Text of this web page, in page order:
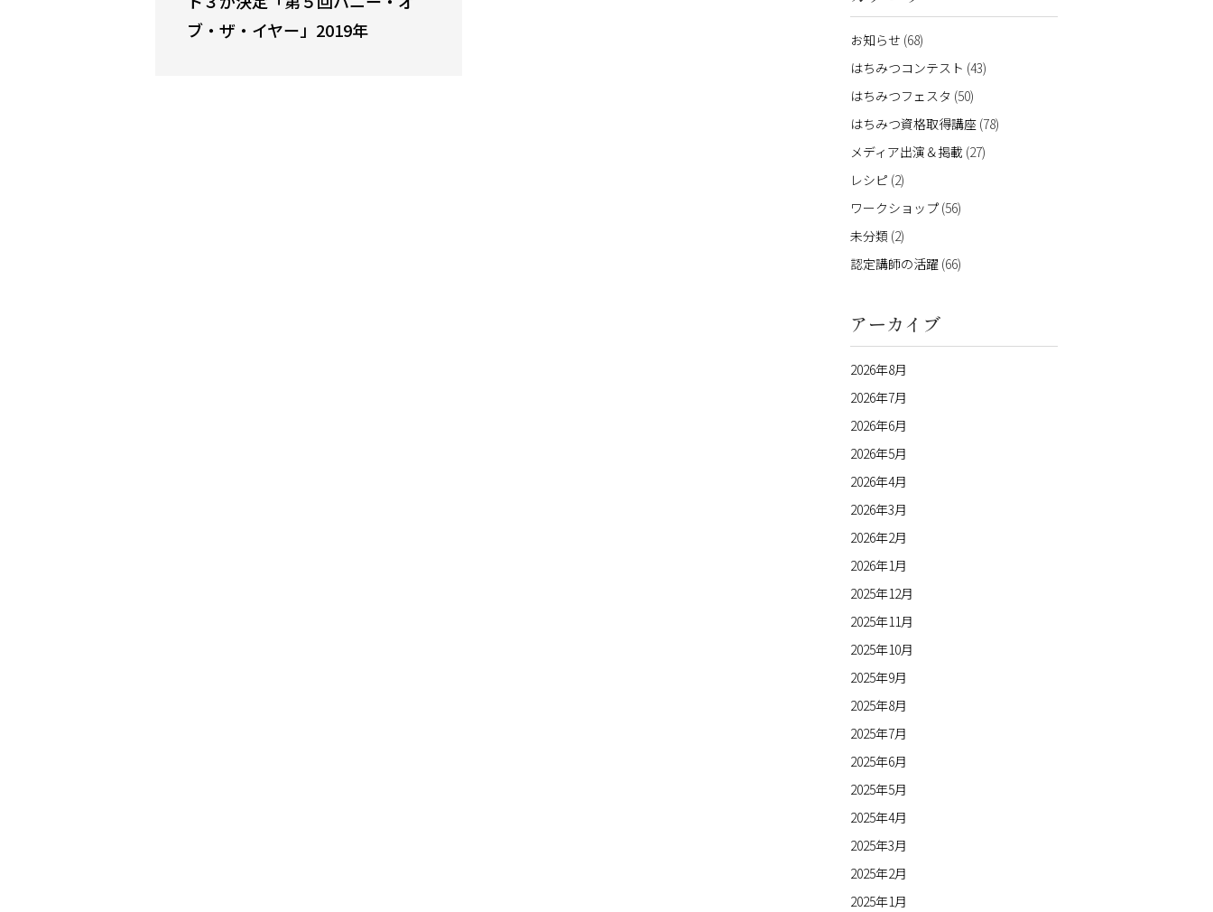
ブ・ザ・イヤー」2019年
お知らせ (68)
はちみつコンテスト (43)
はちみつフェスタ (50)
はちみつ資格取得講座 (78)
メディア出演＆掲載 (27)
レシピ (2)
ワークショップ (56)
未分類 (2)
認定講師の活躍 (66)
アーカイブ
2026年8月
2026年7月
2026年6月
2026年5月
2026年4月
2026年3月
2026年2月
2026年1月
2025年12月
2025年11月
2025年10月
2025年9月
2025年8月
2025年7月
2025年6月
2025年5月
2025年4月
2025年3月
2025年2月
2025年1月